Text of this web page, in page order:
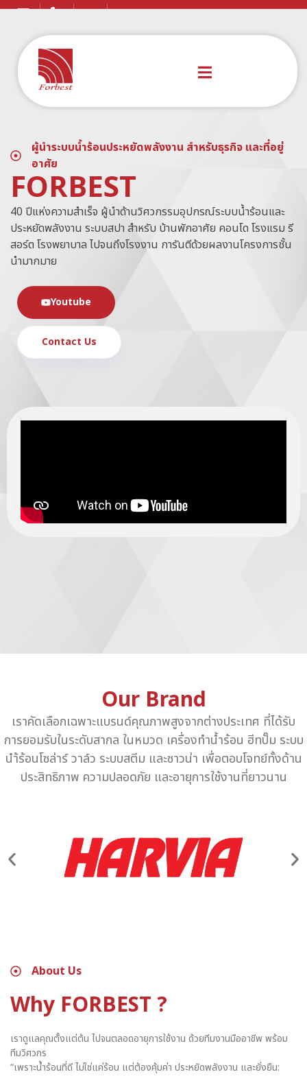
ผู้นำระบบน้ำร้อนประหยัดพลังงาน สำหรับธุรกิจ และที่อยู่
อาศัย
FORBEST
40 ปีแห่งความสำเร็จ ผู้นำด้านวิศวกรรมอุปกรณ์ระบบน้ำร้อนและ
ประหยัดพลังงาน ระบบสปา สำหรับ บ้านพักอาศัย คอนโด โรงแรม รี
สอร์ต โรงพยาบาล ไปจนถึงโรงงาน การันตีด้วยผลงานโครงการชั้น
นำมากมาย
Youtube
Contact Us
Our Brand
เราคัดเลือกเฉพาะแบรนด์คุณภาพสูงจากต่างประเทศ ที่ได้รับ
การยอมรับในระดับสากล ในหมวด เครื่องทำน้ำร้อน ฮีทปั๊ม ระบบ
นำ้ร้อนโซล่าร์ วาล์ว ระบบสตีม และซาวน่า เพื่อตอบโจทย์ทั้งด้าน
ประสิทธิภาพ ความปลอดภัย และอายุการใช้งานที่ยาวนาน
About Us
Why FORBEST ?
เราดูแลคุณตั้งแต่ต้น ไปจนตลอดอายุการใช้งาน ด้วยทีมงานมืออาชีพ พร้อม
ทีมวิศวกร
“เพราะน้ำร้อนที่ดี ไม่ใช่แค่ร้อน แต่ต้องคุ้มค่า ประหยัดพลังงาน และยั่งยืน: